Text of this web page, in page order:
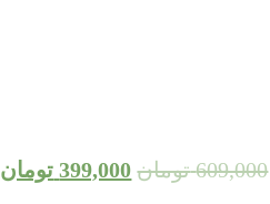
609,000 تومان 399,000 تومان